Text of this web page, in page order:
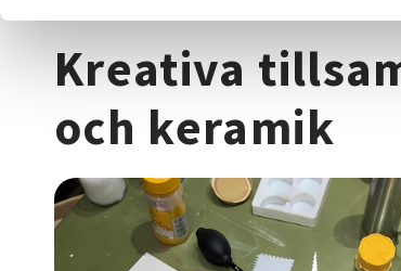
Kreativa
och keramik